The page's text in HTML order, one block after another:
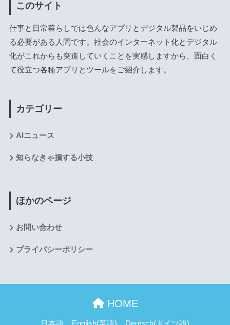
このサイト
仕事と日常暮らしでは色んなアプリとデジタル製品をいじめ
る必要がある人間です。社会のインターネット化とデジタル
化がこれからも突進していくことを実感しますから、面白く
て役立つ各種アプリとツールをご紹介します。
カテゴリー
AIニュース
知らなきゃ損する小技
ほかのページ
お問い合わせ
プライバシーポリシー
HOME